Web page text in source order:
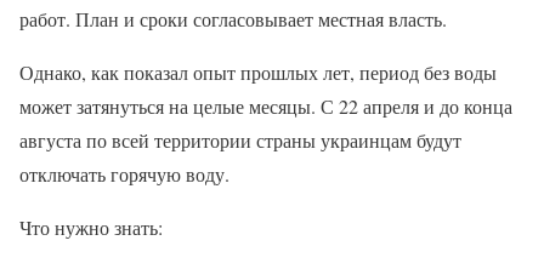
работ. План и сроки согласовывает местная власть.
Однако, как показал опыт прошлых лет, период без воды
может затянуться на целые месяцы. С 22 апреля и до конца
августа по всей территории страны украинцам будут
отключать горячую воду.
Что нужно знать: